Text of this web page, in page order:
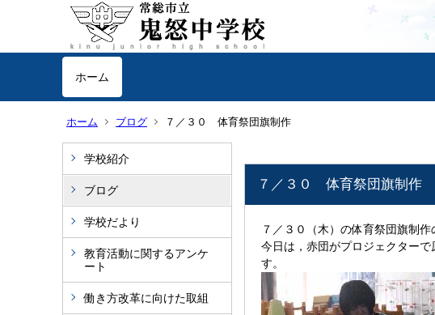
ホーム
ホーム ブログ ７／３０ 体育祭団旗制作
学校紹介
ブログ
学校だより
教育活動に関するアンケ
ート
働き方改革に向けた取組
７／３０ 体育祭団旗制作
７／３０（木）の体育祭団旗制作
今日は，赤団がプロジェクター
す。